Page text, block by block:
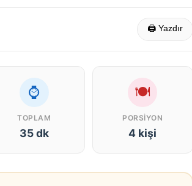
🖨 Yazdır
⌚
TOPLAM
35 dk
🍽
PORSIYON
4 kişi